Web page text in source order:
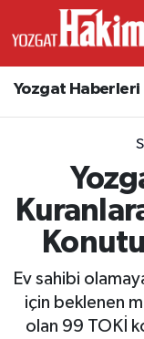
Yozgat Haberleri
Ev sahibi
için beklenen
olan 99 TOKİ